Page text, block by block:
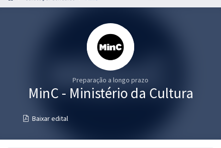
residências em saúde do Brasil
Preparação a longo prazo
MinC - Ministério da Cultura
Baixar edital